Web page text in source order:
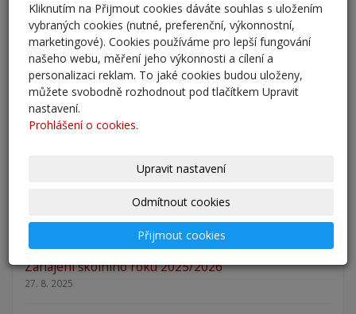
Zápis 2026
14. 1. 2026
Nový školní rok - informace
31. 8. 2025
27. 8. 2025
Zahájení školního roku 2025/2026
27. 8. 2025
Kliknutím na Přijmout cookies dáváte souhlas s uložením
vybraných cookies (nutné, preferenční, výkonnostní,
marketingové). Cookies používáme pro lepší fungování
našeho webu, měření jeho výkonnosti a cílení a
personalizaci reklam. To jaké cookies budou uloženy,
můžete svobodně rozhodnout pod tlačítkem Upravit
nastavení.
Prohlášení o cookies.
Upravit nastavení
Odmítnout cookies
Přijmout cookies